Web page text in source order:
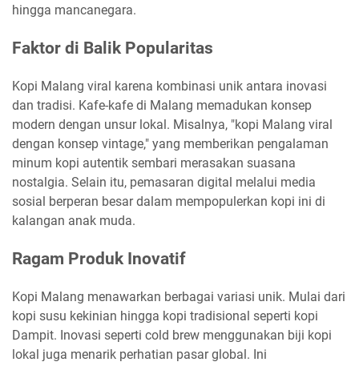
hingga mancanegara.
Faktor di Balik Popularitas
Kopi Malang viral karena kombinasi unik antara inovasi
dan tradisi. Kafe-kafe di Malang memadukan konsep
modern dengan unsur lokal. Misalnya, "kopi Malang viral
dengan konsep vintage," yang memberikan pengalaman
minum kopi autentik sembari merasakan suasana
nostalgia. Selain itu, pemasaran digital melalui media
sosial berperan besar dalam mempopulerkan kopi ini di
kalangan anak muda.
Ragam Produk Inovatif
Kopi Malang menawarkan berbagai variasi unik. Mulai dari
kopi susu kekinian hingga kopi tradisional seperti kopi
Dampit. Inovasi seperti cold brew menggunakan biji kopi
lokal juga menarik perhatian pasar global. Ini